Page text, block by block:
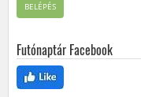
BELÉPÉS
Futónaptár Facebook